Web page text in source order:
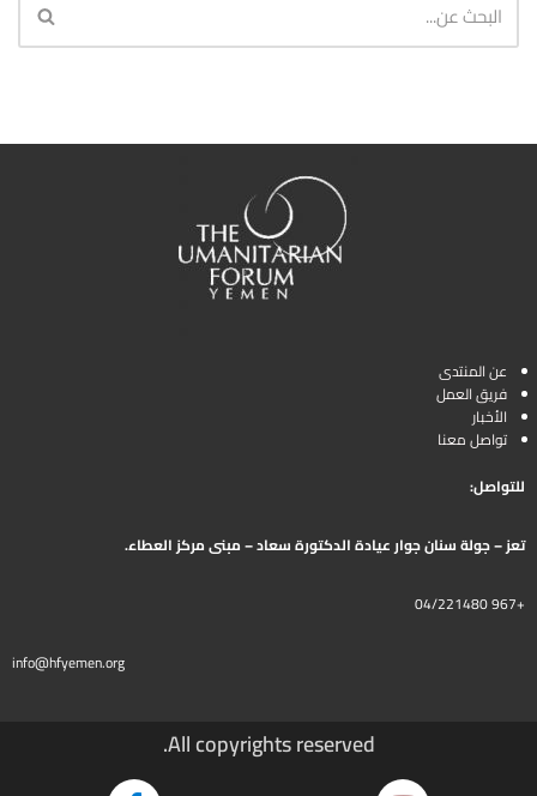
عن المنتدى
فريق العمل
الأخبار
تواصل معنا
للتواصل:
تعز – جولة سنان جوار عيادة الدكتورة سعاد – مبنى مركز العطاء.
+967 04/221480
info@hfyemen.org
All copyrights reserved.